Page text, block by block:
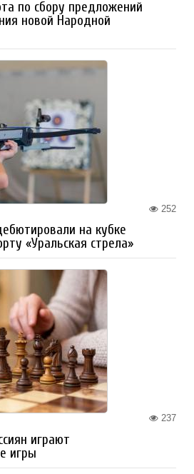
по сбору предложений
новой Народной
252
на кубке
«Уральская стрела»
237
играют
игры